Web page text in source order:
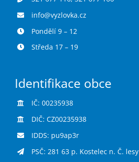
info@vyzlovka.cz
Pondělí 9 – 12
Středa 17 – 19
Identifikace obce
IČ: 00235938
DIČ: CZ00235938
IDDS: pu9ap3r
PSČ: 281 63 p. Kostelec n. Č. lesy